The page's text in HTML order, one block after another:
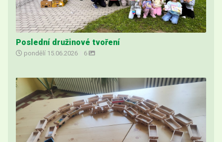
Poslední družinové tvoření
pondělí 15.06.2026 6